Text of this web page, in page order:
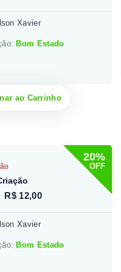
Xavier
Bom Estado
ao Carrinho
20%
OFF
R$ 12,00
Xavier
Bom Estado